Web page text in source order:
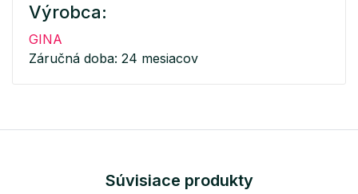
Výrobca:
GINA
Záručná doba: 24 mesiacov
Súvisiace produkty